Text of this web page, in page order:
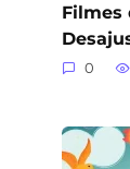
Filmes
0